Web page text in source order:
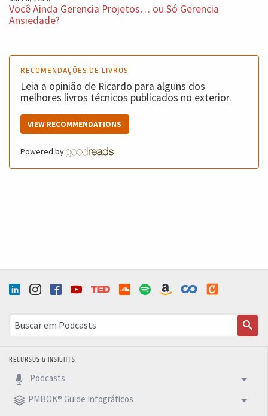
Você Ainda Gerencia Projetos… ou Só Gerencia
Ansiedade?
RECOMENDAÇÕES DE LIVROS
Leia a opinião de Ricardo para alguns dos
melhores livros técnicos publicados no exterior.
VIEW RECOMMENDATIONS
Powered by
RECURSOS & INSIGHTS
Podcasts
PMBOK® Guide Infográficos